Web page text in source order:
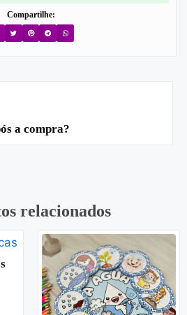
Compartilhe:
a compra?
relacionados